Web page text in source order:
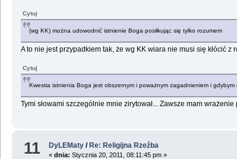
Cytuj
(wg KK) można udowodnić istnienie Boga posiłkując się tylko rozumem
A to nie jest przypadkiem tak, że wg KK wiara nie musi się kłócić
Cytuj
Kwestia istnienia Boga jest obszernym i poważnym zagadnieniem i
Tymi słowami szczególnie mnie zirytował... Zawsze mam
11 DyLEMaty /Re: Religijna Rzeźba
«dnia: Stycznia 20, 2011, 08:11:45 pm »